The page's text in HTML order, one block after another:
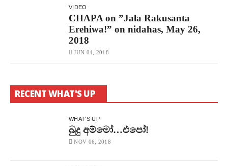
VIDEO
CHAPA on ”Jala Rakusanta
Erehiwa!” on nidahas, May 26,
2018
JUN 04, 2018
RECENT WHAT'S UP
WHAT'S UP
බුදු අම්මෝ…එපෝ!
NOV 06, 2018